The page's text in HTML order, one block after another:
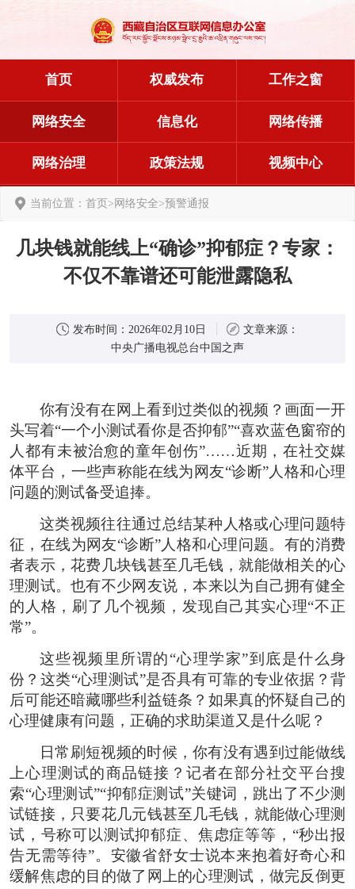
首页 权威发布 工作之窗
网络安全 信息化 网络传播
网络治理 政策法规 视频中心
当前位置： 首页>网络安全>预警通报
几块钱就能线上“确诊”抑郁症？专家：
不仅不靠谱还可能泄露隐私
发布时间： 2026年02月10日
文章来源：
中央广播电视总台中国之声
你有没有在网上看到过类似的视频？画面一开
头写着“一个小测试看你是否抑郁”“喜欢蓝色窗帘的
人都有未被治愈的童年创伤”……近期，在社交媒
体平台，一些声称能在线为网友“诊断”人格和心理
问题的测试备受追捧。
这类视频往往通过总结某种人格或心理问题特
征，在线为网友“诊断”人格和心理问题。有的消费
者表示，花费几块钱甚至几毛钱，就能做相关的心
理测试。也有不少网友说，本来以为自己拥有健全
的人格，刷了几个视频，发现自己其实心理“不正
常”。
这些视频里所谓的“心理学家”到底是什么身
份？这类“心理测试”是否具有可靠的专业依据？背
后可能还暗藏哪些利益链条？如果真的怀疑自己的
心理健康有问题，正确的求助渠道又是什么呢？
日常刷短视频的时候，你有没有遇到过能做线
上心理测试的商品链接？记者在部分社交平台搜
索“心理测试”“抑郁症测试”关键词，跳出了不少测
试链接，只要花几元钱甚至几毛钱，就能做心理测
试，号称可以测试抑郁症、焦虑症等等，“秒出报
告无需等待”。安徽省舒女士说本来抱着好奇心和
缓解焦虑的目的做了网上的心理测试，做完反倒更